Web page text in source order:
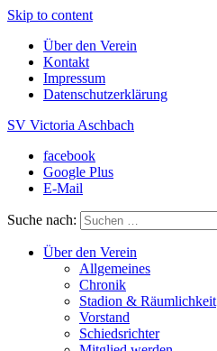
Skip to content
Über den Verein
Kontakt
Impressum
Datenschutzerklärung
SV Victoria Aschbach
Ein Verein im Herzen des Saarlandes
facebook
Google Plus
E-Mail
Suche nach:
Über den Verein
Allgemeines
Chronik
Stadion & Räumlichkeit
Vorstand
Schiedsrichter